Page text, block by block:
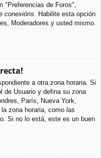
"Preferencias de Foros",
conexións . Habilite esta opción
Moderadores y usted mismo.
a otra zona horaria. Si
de Usuario y defina su zona
París, Nueva York,
zona horaria, como las
Si no lo está, este es un buen